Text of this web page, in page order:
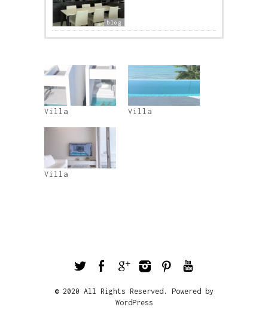
blog
Villa Villa
Villa
© 2020 All Rights Reserved. Powered by
WordPress